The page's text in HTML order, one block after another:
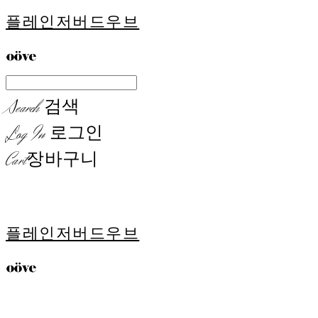
플레인저버드우브
Search검색
Log In 로그인
Cart장바구니
플레인저버드우브